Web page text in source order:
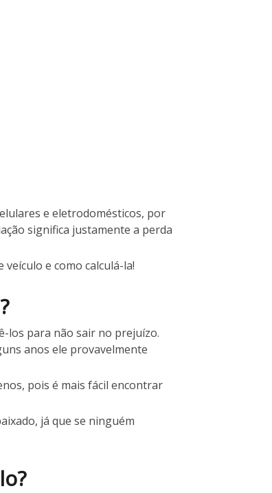
e eletrodomésticos, por
significa justamente a perda
e como calculá-la!
los para não sair no prejuízo.
anos ele provavelmente
pois é mais fácil encontrar
já que se ninguém